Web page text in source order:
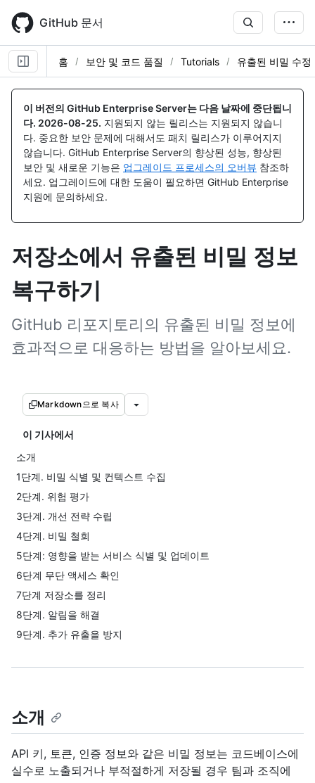
main
content
GitHub 문서
홈 보안 및 코드 품질 Tutorials 유출된 비밀 수정
이 버전의 GitHub Enterprise Server는 다음 날짜에 중단됩니
다. 2026-08-25. 지원되지 않는 릴리스는 지원되지 않습니
다. 중요한 보안 문제에 대해서도 패치 릴리스가 이루어지지
않습니다. GitHub Enterprise Server의 향상된 성능, 향상된
보안 및 새로운 기능은 업그레이드 프로세스의 오버뷰 참조하
세요. 업그레이드에 대한 도움이 필요하면 GitHub Enterprise
지원에 문의하세요.
저장소에서 유출된 비밀 정보
복구하기
GitHub 리포지토리의 유출된 비밀 정보에
효과적으로 대응하는 방법을 알아보세요.
Markdown으로 복사
이 기사에서
소개
1단계. 비밀 식별 및 컨텍스트 수집
2단계. 위험 평가
3단계. 개선 전략 수립
4단계. 비밀 철회
5단계: 영향을 받는 서비스 식별 및 업데이트
6단계 무단 액세스 확인
7단계 저장소를 정리
8단계. 알림을 해결
9단계. 추가 유출을 방지
소개
API 키, 토큰, 인증 정보와 같은 비밀 정보는 코드베이스에
실수로 노출되거나 부적절하게 저장될 경우 팀과 조직에